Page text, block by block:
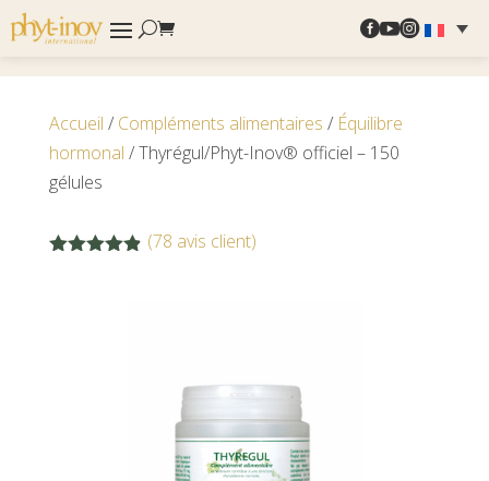

Accueil / Compléments alimentaires / Équilibre
hormonal / Thyrégul/Phyt-Inov® officiel – 150
gélules
(78 avis client)